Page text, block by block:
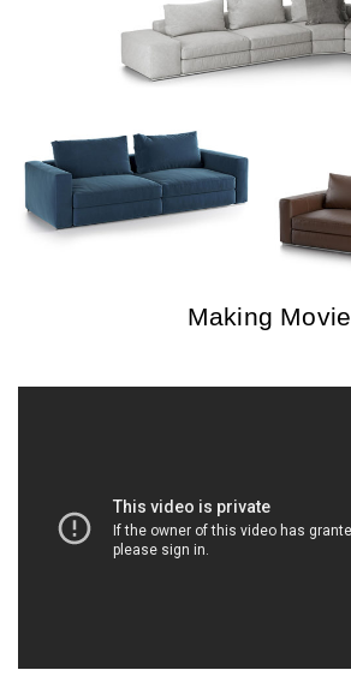
Making Movie